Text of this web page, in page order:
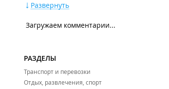
Во Владивостоке за год переделали 10
Тающий лёд и драка хоккеистов: во
На площади, во дворе, на лыжне: где на
Тёплый декабрь мешает заливать катки
Более 70 катков во всех районах города
Развернуть
Загружаем комментарии...
РАЗДЕЛЫ
Транспорт и перевозки
Отдых, развлечения, спорт